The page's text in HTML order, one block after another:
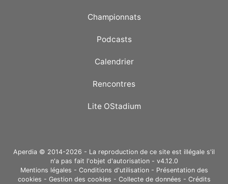
Championnats
Podcasts
Calendrier
Rencontres
Lite OStadium
Aperdia © 2014-2026 - La reproduction de ce site est illégale s'il
n'a pas fait l'objet d'autorisation - v4.12.0
Mentions légales - Conditions d'utilisation- Présentation des
cookies - Gestion des cookies - Collecte de données - Crédits